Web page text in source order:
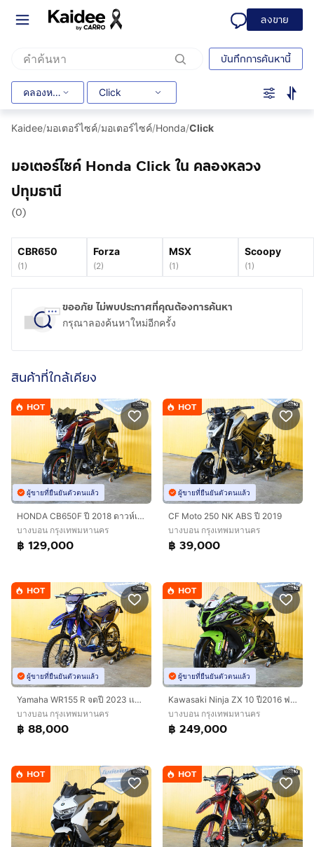
ลงขาย
บันทึกการค้นหานี้
คลองหลวง Click
Kaidee/มอเตอร์ไซค์/มอเตอร์ไซค์/Honda/Click
มอเตอร์ไซค์ Honda Click ใน คลองหลวง
ปทุมธานี
(0)
CBR650
(1 )
Forza
(2)
MSX
(1 )
Scoopy
(1 )
ขออภัย ไม่พบประกาศที่คุณต้องการค้นหา
กรุณาลองค้นหาใหม่อีกครั้ง
สินค้าที่ใกล้เคียง
HOT
ผู้ขายที่ยืนยันตัวตนแล้ว
HONDA CB650F ปี 2018 ดาวห์เริ่มต้นที่ 9,000 บ.
บางบอน กรุงเทพมหานคร
฿ 129,000
HOT
ผู้ขายที่ยืนยันตัวตนแล้ว
CF Moto 250 NK ABS ปี 2019
บางบอน กรุงเทพมหานคร
฿ 39,000
HOT
ผู้ขายที่ยืนยันตัวตนแล้ว
Yamaha WR155 R จดปี 2023 เเต่งพร้อมซิ่ง
บางบอน กรุงเทพมหานคร
฿ 88,000
HOT
ผู้ขายที่ยืนยันตัวตนแล้ว
Kawasaki Ninja ZX 10 ปี2016 ฟรีดาวน์ ออกรถใช้เงิน 0 บาท
บางบอน กรุงเทพมหานคร
฿ 249,000
HOT HOT